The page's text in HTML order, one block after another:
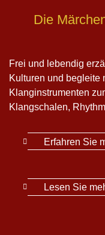
Die
Frei und lebendig
Kulturen und begleite
Klanginstrumenten
Klangschalen,
Erfahren Sie
Lesen Sie